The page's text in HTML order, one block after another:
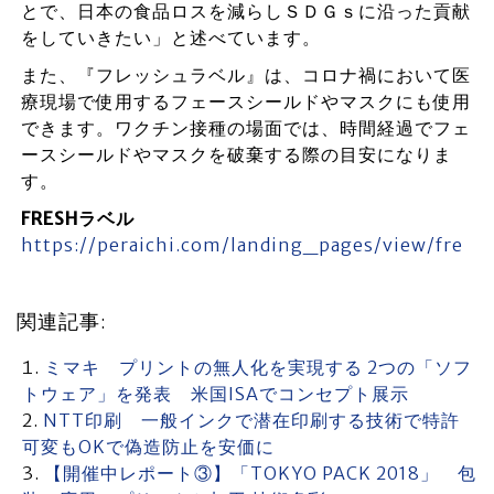
とで、日本の食品ロスを減らしＳＤＧｓに沿った貢献
をしていきたい」と述べています。
また、『フレッシュラベル』は、コロナ禍において医
療現場で使用するフェースシールドやマスクにも使用
できます。ワクチン接種の場面では、時間経過でフェ
ースシールドやマスクを破棄する際の目安になりま
す。
FRESHラベル
https://peraichi.com/landing_pages/view/fre
関連記事:
ミマキ プリントの無人化を実現する 2つの「ソフ
トウェア」を発表 米国ISAでコンセプト展示
NTT印刷 一般インクで潜在印刷する技術で特許
可変もOKで偽造防止を安価に
【開催中レポート③】「TOKYO PACK 2018」 包